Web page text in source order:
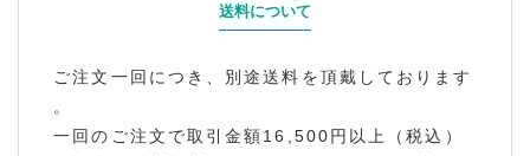
送料について
ご注文一回につき、別途送料を頂戴しております
。
一回のご注文で取引金額16,500円以上（税込）